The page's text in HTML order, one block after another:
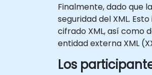
Finalmente, dado que
seguridad del XML.
cifrado XML, así como
entidad externa XML
Los